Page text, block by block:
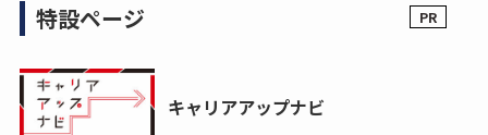
特設ページ
キャリアアップナビ